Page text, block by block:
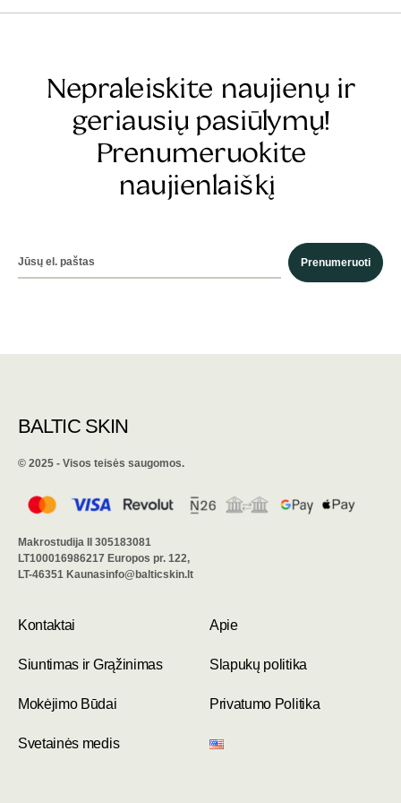
Nepraleiskite naujienų ir
geriausių pasiūlymų!
Prenumeruokite
naujienlaiškį
Prenumeruoti
BALTIC SKIN
©️ 2025 - Visos teisės saugomos.
Kontaktai Apie
Siuntimas ir Grąžinimas Slapukų politika
Mokėjimo Būdai Privatumo Politika
Svetainės medis
Makrostudija II 305183081
LT100016986217 Europos pr. 122,
LT-46351 Kaunasinfo@balticskin.lt